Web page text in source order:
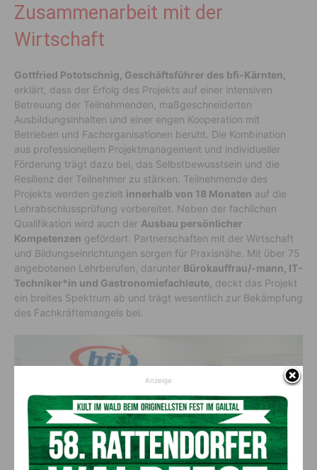
Zusammenarbeit mit der
Wirtschaft
Gottfried Pototschnig, Geschäftsführer des bfi-Kärnten,
erklärt, dass der Erfolg des Projekts auf einer intensiven
Betreuung der Teilnehmenden, maßgeschneiderten
Ausbildungsinhalten und einer engen Kooperation mit
Betrieben und Fachorganisationen beruht. Die Kombination
aus professionellem Projektmanagement und individueller
Förderung trägt dazu bei, das Selbstbewusstsein und die
Resilienz der Teilnehmer zu stärken. Teilnehmende des
Projekts werden gezielt innerhalb von 18 Monaten auf die
Lehrabschlussprüfung vorbereitet. Neben der fachlichen
Qualifikation wird auch der Ausbau persönlicher
Kompetenzen gefördert. Partnerschaften mit der Wirtschaft
und Bildungseinrichtungen sorgen für Praxisnähe. Mit über 75
angebotenen Lehrberufen, darunter Bürokauffrau/-mann, IT-
Techniker*in und Gastronomiefachleute, deckt das Projekt
ein breites Spektrum ab und trägt wesentlich zur Bekämpfung
des Fachkräftemangels bei.
Anzeige